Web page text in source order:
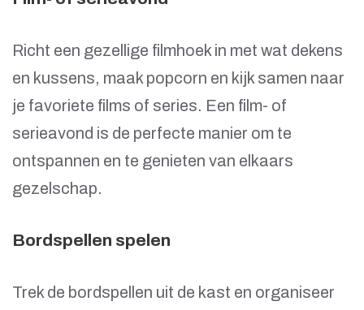
Richt een gezellige filmhoek in met wat dekens
en kussens, maak popcorn en kijk samen naar
je favoriete films of series. Een film- of
serieavond is de perfecte manier om te
ontspannen en te genieten van elkaars
gezelschap.
Bordspellen spelen
Trek de bordspellen uit de kast en organiseer